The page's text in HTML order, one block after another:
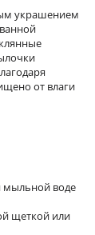
украшением
от влаги
мыльной воде
щеткой или